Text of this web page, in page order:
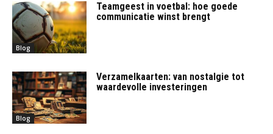
Blog
Teamgeest in voetbal: hoe goede
communicatie winst brengt
Blog
Verzamelkaarten: van nostalgie tot
waardevolle investeringen